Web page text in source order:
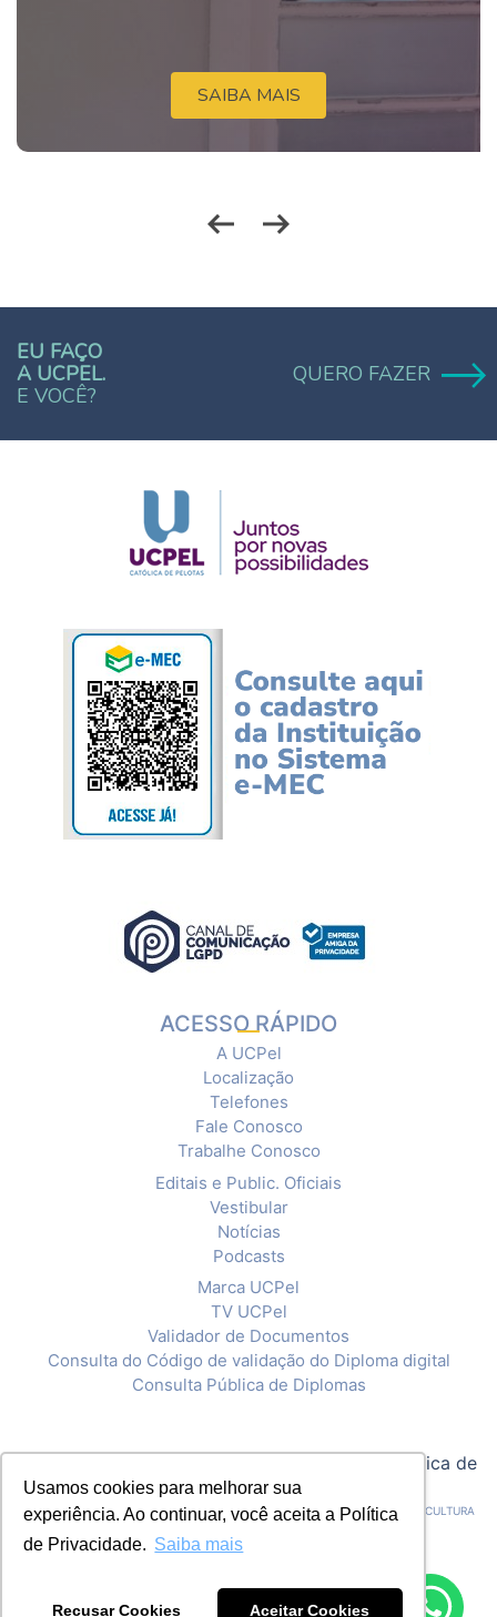
Usamos cookies para melhorar sua
experiência. Ao continuar, você aceita a Política
de Privacidade. Saiba mais
Recusar Cookies Aceitar Cookies
SAIBA MAIS
EU FAÇO
A UCPEL.
E VOCÊ?
QUERO FAZER
ACESSO RÁPIDO
A UCPel
Localização
Telefones
Fale Conosco
Trabalhe Conosco
Editais e Public. Oficiais
Vestibular
Notícias
Podcasts
Marca UCPel
TV UCPel
Validador de Documentos
Consulta do Código de validação do Diploma digital
Consulta Pública de Diplomas
Política de
Privacidade
CNPJ: 92.238.914/0001-03 - ASSOCIAÇÃO PELOTENSE DE ASSISTÊNCIA E CULTURA